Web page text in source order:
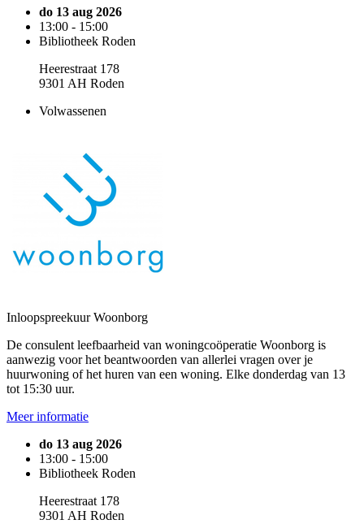
do 13 aug 2026
13:00 - 15:00
Bibliotheek Roden
Heerestraat 178
9301 AH Roden
Volwassenen
Inloopspreekuur Woonborg
De consulent leefbaarheid van woningcoöperatie Woonborg is
aanwezig voor het beantwoorden van allerlei vragen over je
huurwoning of het huren van een woning. Elke donderdag van 13
tot 15:30 uur.
Meer informatie
do 13 aug 2026
13:00 - 15:00
Bibliotheek Roden
Heerestraat 178
9301 AH Roden